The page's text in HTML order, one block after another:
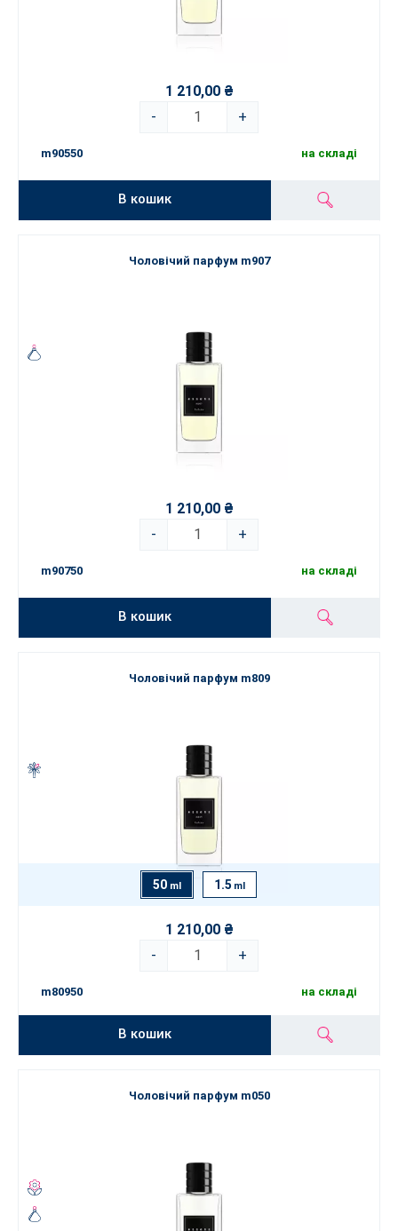
1 210,00 ₴
-
+
m90550 на складі
В кошик
Чоловічий парфум m907
1 210,00 ₴
-
+
m90750 на складі
В кошик
Чоловічий парфум m809
50 ml 1.5 ml
1 210,00 ₴
-
+
m80950 на складі
В кошик
Чоловічий парфум m050